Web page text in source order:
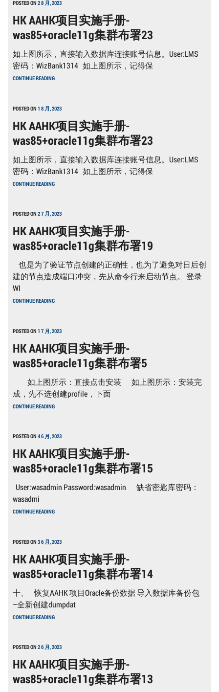
POSTED ON 2 8 月, 2023
HK AAHK项目实施手册-
was85+oracle11g集群布署23
如上图所示，直接输入数据库连接账号信息。User:LMS
密码：WizBank1314 如上图所示，记得保
CONTINUE READING
AAHK
实
手
册-
WAS85+ORACLE11G
集
布
署
23
POSTED ON 1 8 月, 2023
HK AAHK项目实施手册-
was85+oracle11g集群布署23
如上图所示，直接输入数据库连接账号信息。User:LMS
密码：WizBank1314 如上图所示，记得保
CONTINUE READING
AAHK
实
手
册-
WAS85+ORACLE11G
集
布
署
23
POSTED ON 2 7 月, 2023
HK AAHK项目实施手册-
was85+oracle11g集群布署19
也是为了验证节点创建的正确性，也为了避免对日后创
建的节点造成端口冲突，先从命令行来启动节点。 登录
WI
CONTINUE READINGHK
AAHK
实
手
册-
WAS85+ORACLE11G
集
布
署
19
POSTED ON 1 7 月, 2023
HK AAHK项目实施手册-
was85+oracle11g集群布署5
如上图所示：直接点击安装 如上图所示：安装完
成，先不选创建profile，下面
CONTINUE READING
AAHK
实
手
册-
WAS85+ORACLE11G
集
布
POSTED ON 4 6 月, 2023
HK AAHK项目实施手册-
was85+oracle11g集群布署15
User:wasadmin Password:wasadmin 缺省密匙库密码：
wasadmi
CONTINUE READINGHK
AAHK
实
手
册-
WAS85+ORACLE11G
集
布
署
15
POSTED ON 3 6 月, 2023
HK AAHK项目实施手册-
was85+oracle11g集群布署14
十、 恢复AAHK 项目Oracle备份数据 导入数据库备份包
–全新创建dumpdat
CONTINUE READING
AAHK
实
手
册-
WAS85+ORACLE11G
集
POSTED ON 2 6 月, 2023
HK AAHK项目实施手册-
was85+oracle11g集群布署13